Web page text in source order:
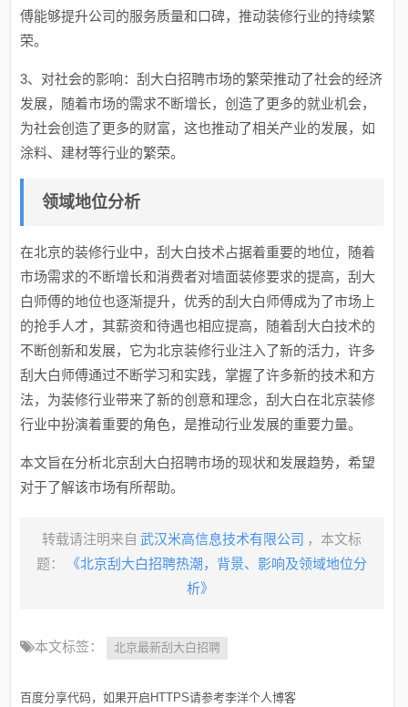
傅能够提升公司的服务质量和口碑，推动装修行业的持续繁
荣。
3、对社会的影响：刮大白招聘市场的繁荣推动了社会的经济
发展，随着市场的需求不断增长，创造了更多的就业机会，
为社会创造了更多的财富，这也推动了相关产业的发展，如
涂料、建材等行业的繁荣。
领域地位分析
在北京的装修行业中，刮大白技术占据着重要的地位，随着
市场需求的不断增长和消费者对墙面装修要求的提高，刮大
白师傅的地位也逐渐提升，优秀的刮大白师傅成为了市场上
的抢手人才，其薪资和待遇也相应提高，随着刮大白技术的
不断创新和发展，它为北京装修行业注入了新的活力，许多
刮大白师傅通过不断学习和实践，掌握了许多新的技术和方
法，为装修行业带来了新的创意和理念，刮大白在北京装修
行业中扮演着重要的角色，是推动行业发展的重要力量。
本文旨在分析北京刮大白招聘市场的现状和发展趋势，希望
对于了解该市场有所帮助。
转载请注明来自 武汉米高信息技术有限公司 ，本文标
题：
《北京刮大白招聘热潮，背景、影响及领域地位分
析》
本文标签： 北京最新刮大白招聘
百度分享代码，如果开启HTTPS请参考李洋个人博客